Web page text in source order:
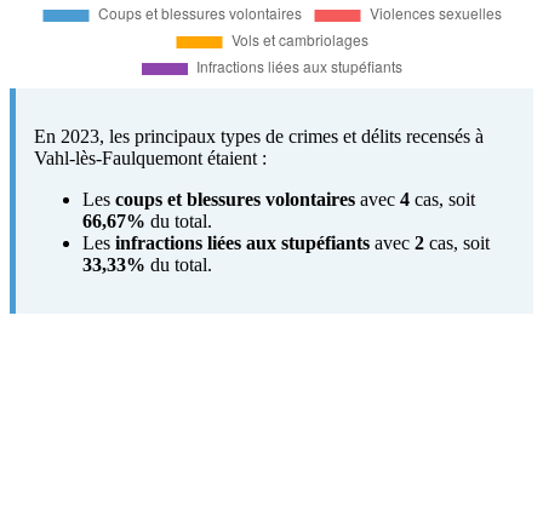
En 2023, les principaux types de crimes et délits recensés à
Vahl-lès-Faulquemont étaient :
Les coups et blessures volontaires avec 4 cas, soit
66,67% du total.
Les infractions liées aux stupéfiants avec 2 cas, soit
33,33% du total.